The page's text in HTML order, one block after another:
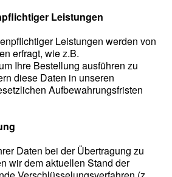
Leistungen
Leistungen werden von
erfragt, wie z.B.
Ihre Bestellung ausführen zu
diese Daten in unseren
Aufbewahrungsfristen
Daten bei der Übertragung zu
wir dem aktuellen Stand der